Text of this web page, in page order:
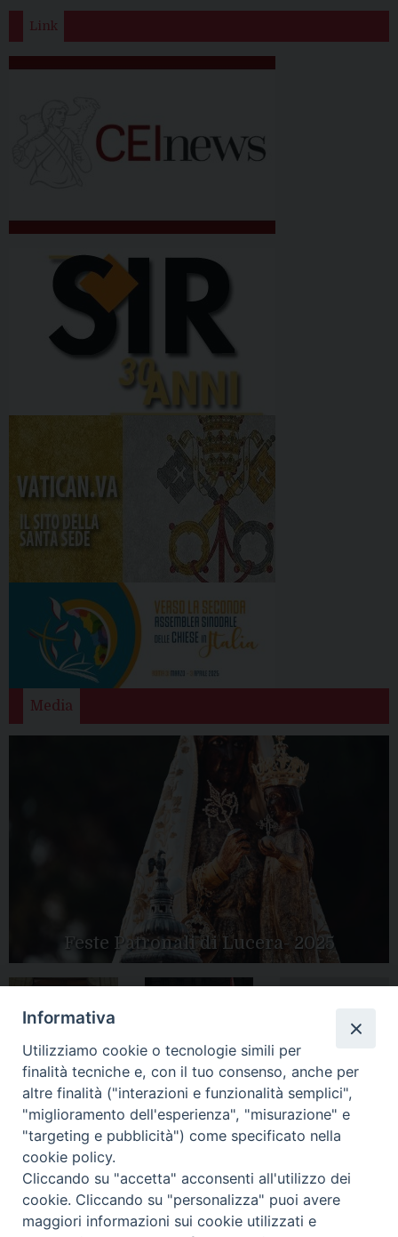
Link
Media
Feste Patronali di Lucera- 2025
Apertura Anno
Giubilare 2025
Mariae in Diocesi
Tutte le gallery
CONTATTI:
LUCERA: Piazza Duomo, 13 - 71036 Lucera (FG) − tel.
Vescovo: tel/fax 0881/522244 - e-mail:
vescovo@diocesiluceratroia.it
Informativa
Utilizziamo cookie o tecnologie simili per
finalità tecniche e, con il tuo consenso, anche per
altre finalità ("interazioni e funzionalità semplici",
"miglioramento dell'esperienza", "misurazione" e
"targeting e pubblicità") come specificato nella
cookie policy.
Cliccando su "accetta" acconsenti all'utilizzo dei
cookie. Cliccando su "personalizza" puoi avere
maggiori informazioni sui cookie utilizzati e